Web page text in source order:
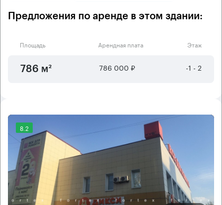
Предложения по аренде в этом здании:
Площадь Арендная плата Этаж
786 м² 786 000 ₽ -1 - 2
8.2